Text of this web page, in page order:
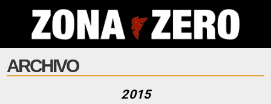
CONTENIDO
COMUNIDAD
ARCHIVO
2015